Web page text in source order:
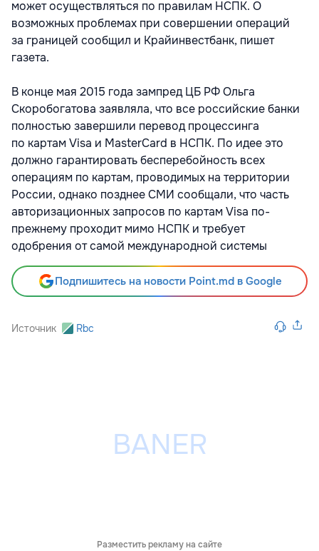
может осуществляться по правилам НСПК. О
возможных проблемах при совершении операций
за границей сообщил и Крайинвестбанк, пишет
газета.
В конце мая 2015 года зампред ЦБ РФ Ольга
Скоробогатова заявляла, что все российские банки
полностью завершили перевод процессинга
по картам Visa и MasterCard в НСПК. По идее это
должно гарантировать бесперебойность всех
операциям по картам, проводимых на территории
России, однако позднее СМИ сообщали, что часть
авторизационных запросов по картам Visa по-
прежнему проходит мимо НСПК и требует
одобрения от самой международной системы
Подпишитесь на новости Point.md в Google
Источник Rbc
Разместить рекламу на сайте